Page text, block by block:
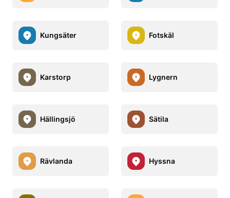
Kungsäter Fotskäl
Karstorp Lygnern
Hällingsjö Sätila
Rävlanda Hyssna